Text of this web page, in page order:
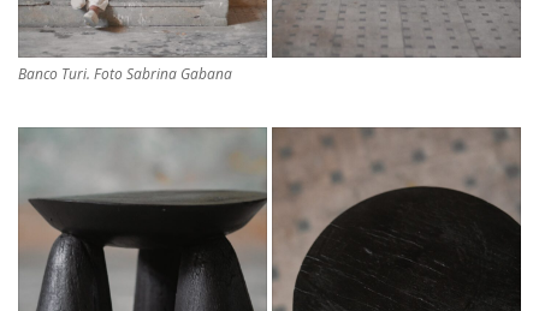
Banco Turi. Foto Sabrina Gabana